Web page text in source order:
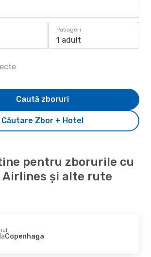
Pasageri
1 adult
Căutare Zbor + Hotel
Caută zboruri
pentru zborurile cu
Airlines și alte rute
laCopenhaga